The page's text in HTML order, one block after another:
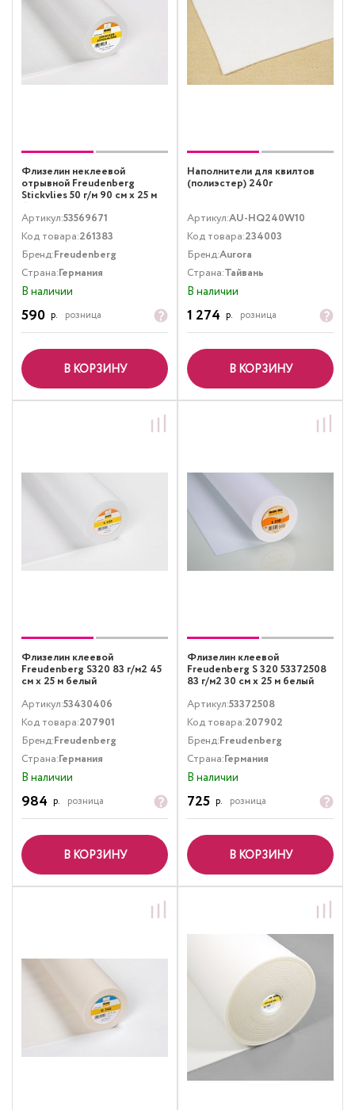
Флизелин неклеевой
отрывной Freudenberg
Stickvlies 50 г/м 90 см х 25 м
белый
Артикул:53569671
Код товара:261383
Бренд:Freudenberg
Страна:Германия
В наличии
590 р. розница
В КОРЗИНУ
Наполнители для квилтов
(полиэстер) 240г
Артикул:AU-HQ240W10
Код товара:234003
Бренд:Aurora
Страна:Тайвань
В наличии
1 274 р. розница
В КОРЗИНУ
Флизелин клеевой
Freudenberg S320 83 г/м2 45
см х 25 м белый
Артикул:53430406
Код товара:207901
Бренд:Freudenberg
Страна:Германия
В наличии
984 р. розница
В КОРЗИНУ
Флизелин клеевой
Freudenberg S 320 53372508
83 г/м2 30 см х 25 м белый
Артикул:53372508
Код товара:207902
Бренд:Freudenberg
Страна:Германия
В наличии
725 р. розница
В КОРЗИНУ